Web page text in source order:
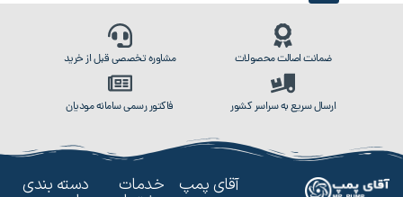
ضمانت اصالت محصولات مشاوره تخصصی قبل از خرید
ارسال سریع به سراسر کشور فاکتور رسمی سامانه مودیان
آقای پمپ خدمات دسته بندی